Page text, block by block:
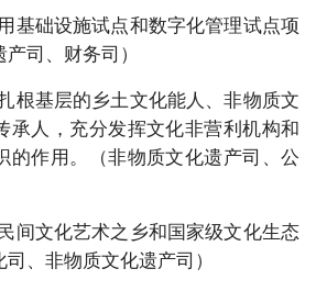
基础设施试点和数字化管理试点项
司、财务司）
根基层的乡土文化能人、非物质文
承人，充分发挥文化非营利机构和
的作用。（非物质文化遗产司、公
间文化艺术之乡和国家级文化生态
、非物质文化遗产司）